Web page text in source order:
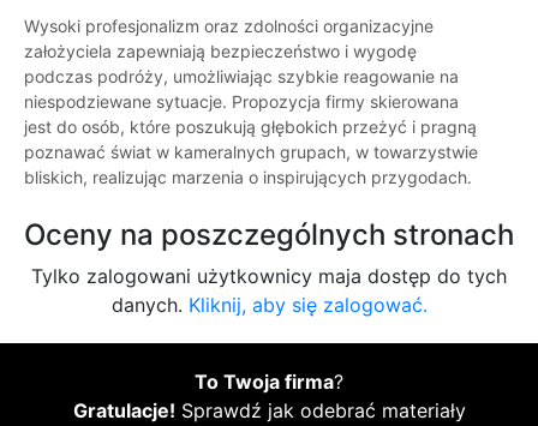
Wysoki profesjonalizm oraz zdolności organizacyjne
założyciela zapewniają bezpieczeństwo i wygodę
podczas podróży, umożliwiając szybkie reagowanie na
niespodziewane sytuacje. Propozycja firmy skierowana
jest do osób, które poszukują głębokich przeżyć i pragną
poznawać świat w kameralnych grupach, w towarzystwie
bliskich, realizując marzenia o inspirujących przygodach.
Oceny na poszczególnych stronach
Tylko zalogowani użytkownicy maja dostęp do tych
danych. Kliknij, aby się zalogować.
To Twoja firma?
Gratulacje! Sprawdź jak odebrać materiały